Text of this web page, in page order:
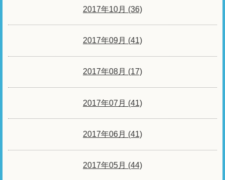
2017年10月 (36)
2017年09月 (41)
2017年08月 (17)
2017年07月 (41)
2017年06月 (41)
2017年05月 (44)